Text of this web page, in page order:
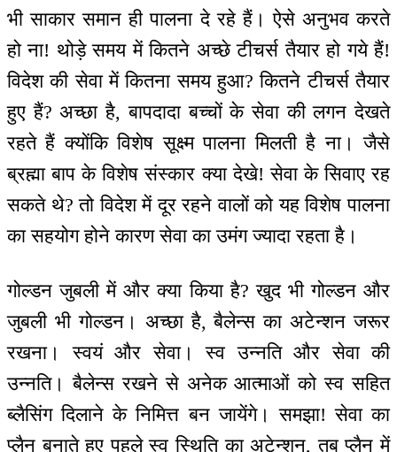
भी साकार समान ही पालना दे रहे हैं। ऐसे अनुभव करते
हो ना! थोड़े समय में कितने अच्छे टीचर्स तैयार हो गये हैं!
विदेश की सेवा में कितना समय हुआ? कितने टीचर्स तैयार
हुए हैं? अच्छा है, बापदादा बच्चों के सेवा की लगन देखते
रहते हैं क्योंकि विशेष सूक्ष्म पालना मिलती है ना। जैसे
ब्रह्मा बाप के विशेष संस्कार क्या देखे! सेवा के सिवाए रह
सकते थे? तो विदेश में दूर रहने वालों को यह विशेष पालना
का सहयोग होने कारण सेवा का उमंग ज्यादा रहता है।
गोल्डन जुबली में और क्या किया है? खुद भी गोल्डन और
जुबली भी गोल्डन। अच्छा है, बैलेन्स का अटेन्शन जरूर
रखना। स्वयं और सेवा। स्व उन्नति और सेवा की
उन्नति। बैलेन्स रखने से अनेक आत्माओं को स्व सहित
ब्लैसिंग दिलाने के निमित्त बन जायेंगे। समझा! सेवा का
प्लैन बनाते हुए पहले स्व स्थिति का अटेन्शन, तब प्लैन में